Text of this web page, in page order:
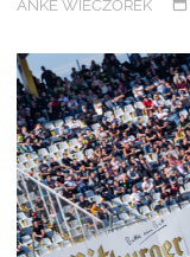
ANKE WIECZOREK